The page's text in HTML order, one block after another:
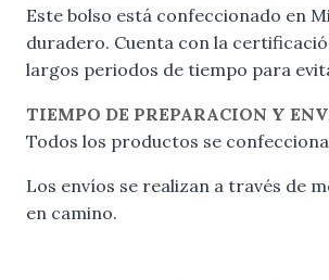
Este bolso está confeccionado en
duradero. Cuenta con la
largos periodos de tiempo para
TIEMPO DE PREPARACION Y
Todos los productos se
Los envíos se realizan a través de
en camino.